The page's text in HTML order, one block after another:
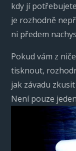
kdy jí
je rozhodně
ni předem
Pokud vám z
tisknout,
jak závadu
Není pouze